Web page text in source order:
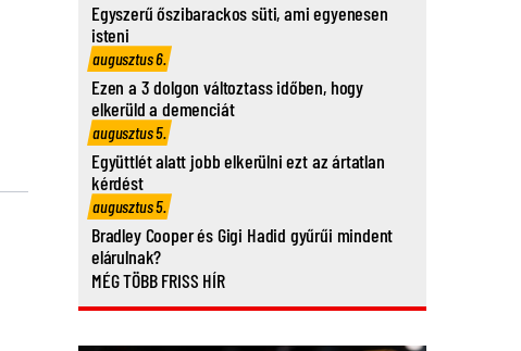
Egyszerű őszibarackos süti, ami egyenesen
isteni
augusztus 6.
Ezen a 3 dolgon változtass időben, hogy
elkerüld a demenciát
augusztus 5.
Együttlét alatt jobb elkerülni ezt az ártatlan
kérdést
augusztus 5.
Bradley Cooper és Gigi Hadid gyűrűi mindent
elárulnak?
MÉG TÖBB FRISS HÍR